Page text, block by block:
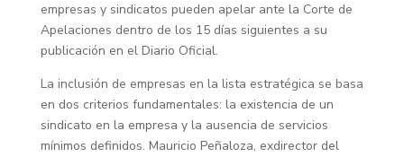
empresas y sindicatos pueden apelar ante la Corte de
Apelaciones dentro de los 15 días siguientes a su
publicación en el Diario Oficial.
La inclusión de empresas en la lista estratégica se basa
en dos criterios fundamentales: la existencia de un
sindicato en la empresa y la ausencia de servicios
mínimos definidos. Mauricio Peñaloza, exdirector del